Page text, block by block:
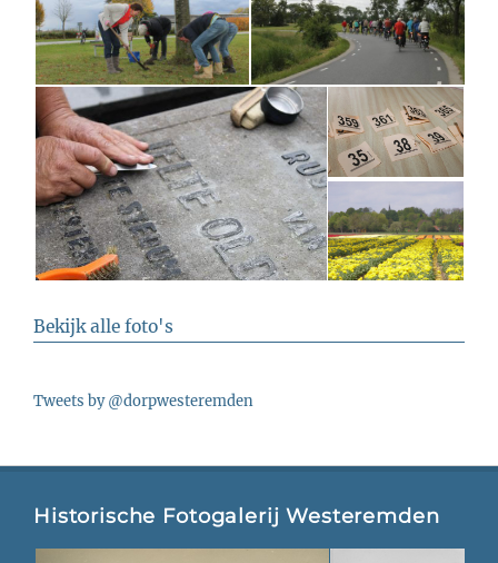
Bekijk alle foto's
Tweets by @dorpwesteremden
Historische Fotogalerij Westeremden